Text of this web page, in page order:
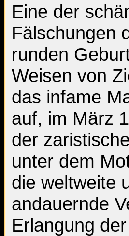
Eine der
Fälschungen
runden
Weisen von
das infame
auf, im März
der
unter dem
die weltweite
andauernde
Erlangung